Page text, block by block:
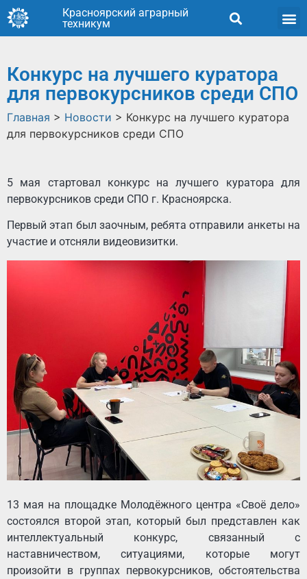
Красноярский аграрный
техникум
Конкурс на лучшего куратора
для первокурсников среди СПО
Главная > Новости > Конкурс на лучшего куратора
для первокурсников среди СПО
5 мая стартовал конкурс на лучшего куратора для
первокурсников среди СПО г. Красноярска.
Первый этап был заочным, ребята отправили анкеты на
участие и отсняли видеовизитки.
13 мая на площадке Молодёжного центра «Своё дело»
состоялся второй этап, который был представлен как
интеллектуальный конкурс, связанный с
наставничеством, ситуациями, которые могут
произойти в группах первокурсников, обстоятельства